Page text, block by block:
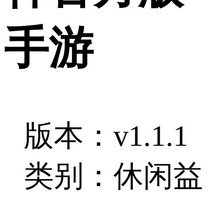
手游
版本：v1.1.1
类别：休闲益